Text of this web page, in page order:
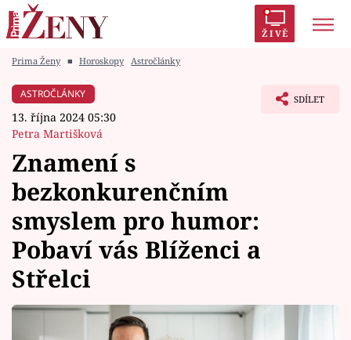
ŽIVĚ
Módní alarm
Témata
Celebrity
Vztahy
Seriály
Prima Ženy ■ Horoskopy Astročlánky
ASTROČLÁNKY
13. října 2024 05:30
Petra Martišková
SDÍLET
Znamení s
bezkonkurenčním
smyslem pro humor:
Pobaví vás Blíženci a
Střelci